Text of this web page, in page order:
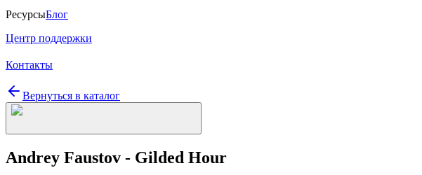
РесурсыБлог
Центр поддержки
Контакты
Вернуться в каталог
Andrey Faustov - Gilded Hour